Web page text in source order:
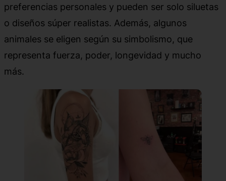
preferencias personales y pueden ser solo siluetas
o diseños súper realistas. Además, algunos
animales se eligen según su simbolismo, que
representa fuerza, poder, longevidad y mucho
más.